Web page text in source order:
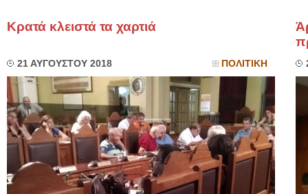
Κρατά κλειστά τα χαρτιά
21 ΑΥΓΟΥΣΤΟΥ 2018 ΠΟΛΙΤΙΚΗ